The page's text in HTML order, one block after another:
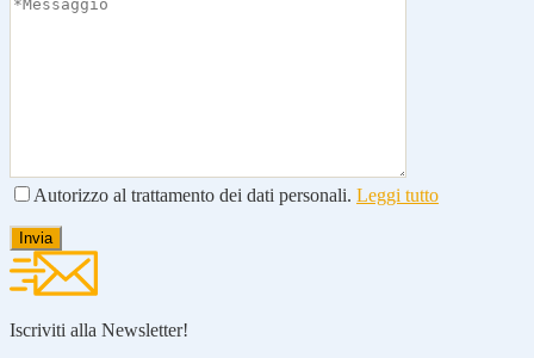
Autorizzo al trattamento dei dati personali. Leggi tutto
Iscriviti alla Newsletter!